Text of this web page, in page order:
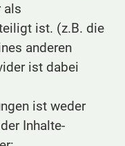
als
ist. (z.B. die
anderen
ist dabei
ist weder
Inhalte-